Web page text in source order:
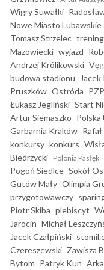
Wigry Suwałki
Nowe Miasto Lubawskie
Tomasz Strzelec trening
Mazowiecki wyjazd
Andrzej Królikowski
budowa stadionu
Pruszków Ostróda
Łukasz Jegliński Start
Artur Siemaszko Polska
Garbarnia Kraków
konkursy konkurs
Biedrzycki Polonia Pasłęk
Pogoń Siedlce Sokół
Gutów Mały Olimpia
przygotowawczy
Piotr Skiba plebiscyt
Jarocin Michał
Jacek Czałpiński
Czereszewski Zawisza
Bytom Patryk Kun